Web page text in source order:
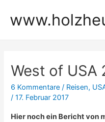
Inhalt
West of USA
6 Kommentare / Reisen,
/17. Februar 2017
Hier noch ein Bericht von